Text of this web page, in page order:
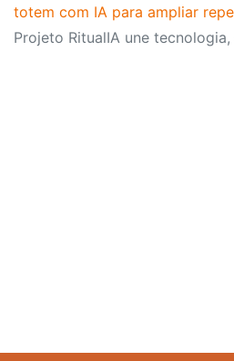
totem com IA para ampliar